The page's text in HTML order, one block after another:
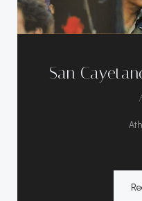
San